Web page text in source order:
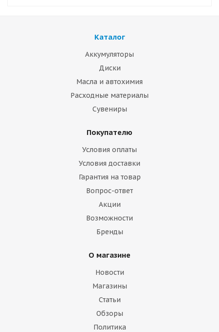
Каталог
Аккумуляторы
Диски
Масла и автохимия
Расходные материалы
Сувениры
Покупателю
Условия оплаты
Условия доставки
Гарантия на товар
Вопрос-ответ
Акции
Возможности
Бренды
О магазине
Новости
Магазины
Статьи
Обзоры
Политика